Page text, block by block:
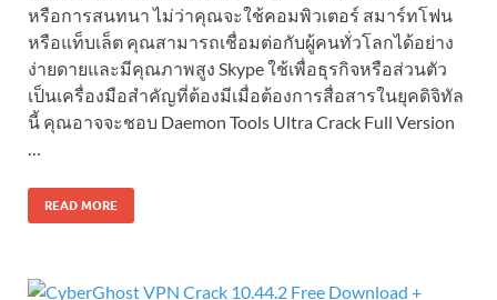
หรือการสนทนา ไม่ว่าคุณจะใช้คอมพิวเตอร์ สมาร์ทโฟน
หรือแท็บเล็ต คุณสามารถเชื่อมต่อกับผู้คนทั่วโลกได้อย่าง
ง่ายดายและมีคุณภาพสูง Skype ใช้เพื่อธุรกิจหรือส่วนตัว
เป็นเครื่องมือสำคัญที่ต้องมีเมื่อต้องการสื่อสารในยุคดิจิทัล
นี้ คุณอาจจะชอบ Daemon Tools Ultra Crack Full Version
…
READ MORE